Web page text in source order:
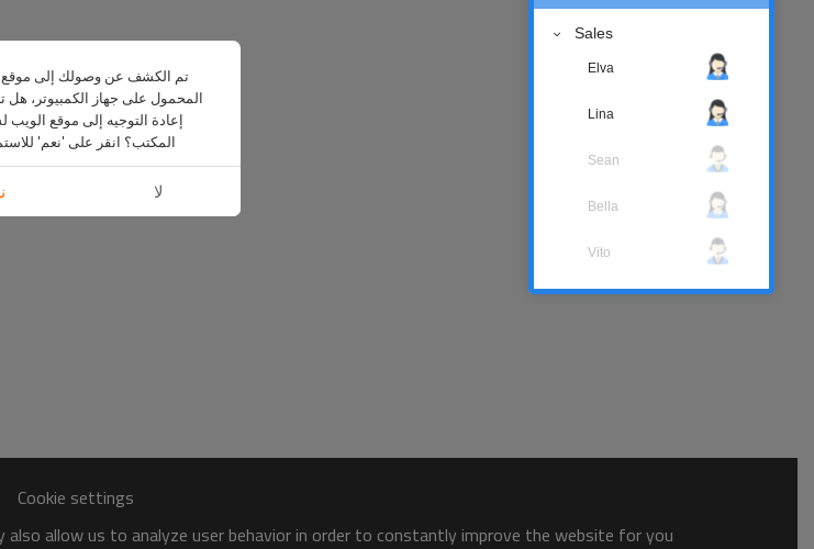
Cookie settings
allow us to analyze user behavior in order to constantly improve the website for you.
تم الكشف عن وصولك إلى موقع
المحمول على جهاز الكمبيوتر،
إعادة التوجيه إلى موقع
المكتب؟ انقر على 'نعم'
لا
Sales
Elva
Lina
Sean
Bella
Vito